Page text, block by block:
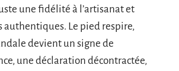
une fidélité à l’artisanat et
authentiques. Le pied respire,
devient un signe de
une déclaration décontractée,